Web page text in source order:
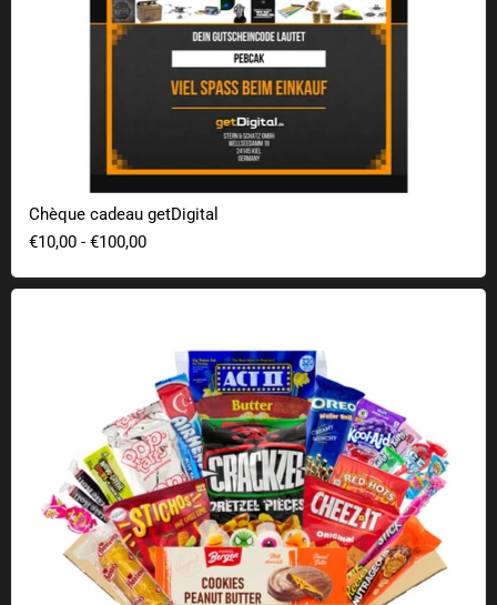
Chèque cadeau getDigital
€10,00 - €100,00